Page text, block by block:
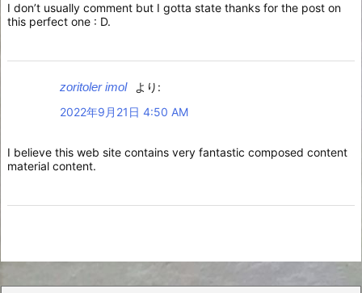
I don’t usually comment but I gotta state thanks for the post on
this perfect one : D.
zoritoler imol
より:
2022年9月21日 4:50 AM
I believe this web site contains very fantastic composed content
material content.